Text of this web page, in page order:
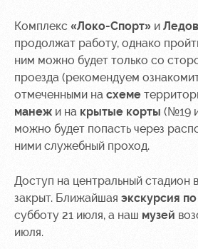
болельщиков
МГН
Комплекс «Локо-Спорт» и
продолжат работу, однако
ним можно будет только со
проезда (рекомендуем
отмеченными на схеме
манеж и на крытые корты (№19
можно будет попасть через
ними служебный проход.
Доступ на центральный стадион
закрыт. Ближайшая экскурсия
субботу 21 июля, а наш музей
июля.